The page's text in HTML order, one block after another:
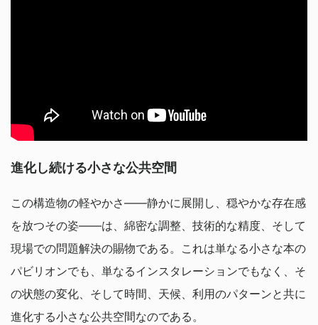
進化し続ける小さな公共空間
この構造物の軽やかさ——静かに展開し、穏やかな存在感
を放つその姿——は、綿密な調整、技術的な精度、そして
現場での問題解決の賜物である。これは単なる小さな本の
パビリオンでも、単なるインスタレーションでもなく、そ
の状態の変化、そして時間、天候、利用のパターンと共に
進化する小さな公共空間なのである。